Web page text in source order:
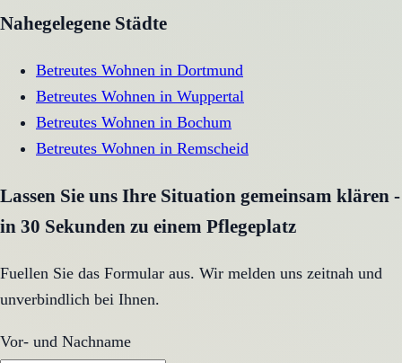
Nahegelegene Städte
Betreutes Wohnen in Dortmund
Betreutes Wohnen in Wuppertal
Betreutes Wohnen in Bochum
Betreutes Wohnen in Remscheid
Lassen Sie uns Ihre Situation gemeinsam klären -
in 30 Sekunden zu einem Pflegeplatz
Fuellen Sie das Formular aus. Wir melden uns zeitnah und
unverbindlich bei Ihnen.
Vor- und Nachname